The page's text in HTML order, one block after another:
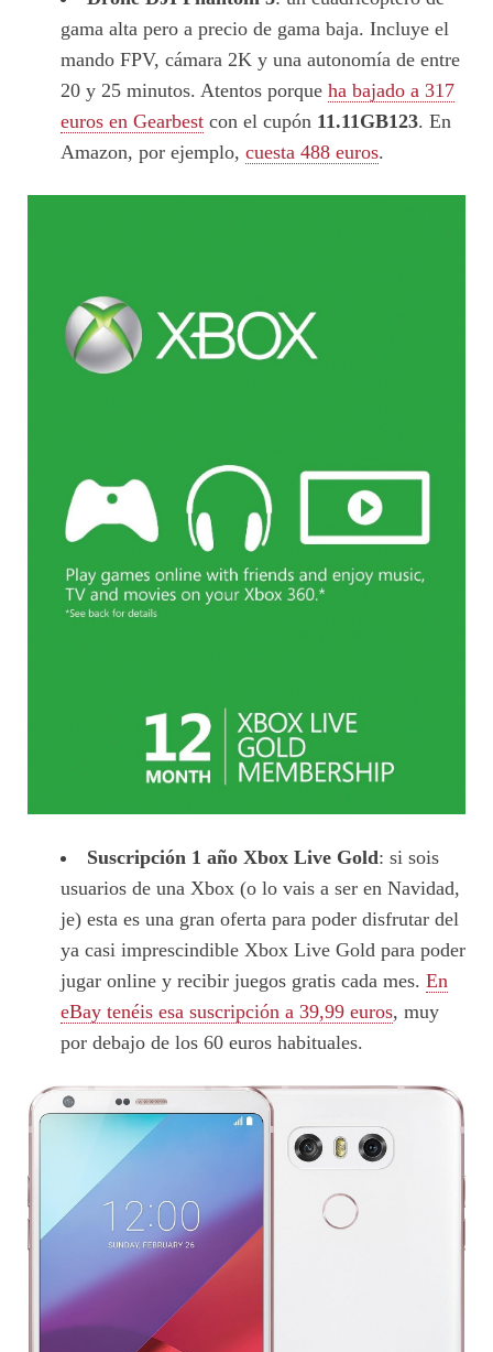
gama alta pero a precio de gama baja. Incluye el
mando FPV, cámara 2K y una autonomía de entre
20 y 25 minutos. Atentos porque ha bajado a 317
euros en Gearbest con el cupón 11.11GB123. En
Amazon, por ejemplo, cuesta 488 euros.
Suscripción 1 año Xbox Live Gold: si sois
usuarios de una Xbox (o lo vais a ser en Navidad,
je) esta es una gran oferta para poder disfrutar del
ya casi imprescindible Xbox Live Gold para poder
jugar online y recibir juegos gratis cada mes. En
eBay tenéis esa suscripción a 39,99 euros, muy
por debajo de los 60 euros habituales.